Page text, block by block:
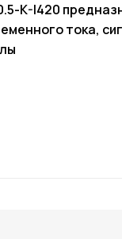
K-I420
тока,